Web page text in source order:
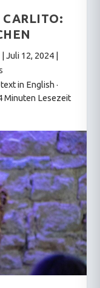
CARLITO:
Juli 12, 2024
in English ·
Minuten Lesezeit